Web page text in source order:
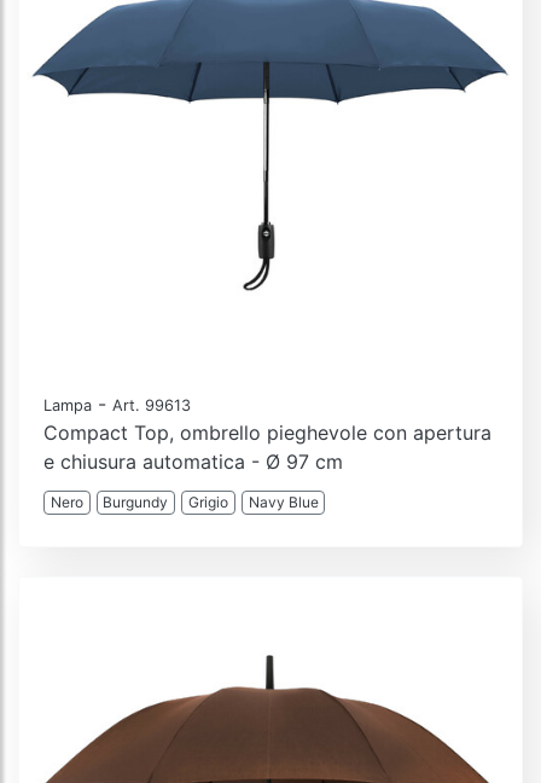
Lampa - Art. 99613
Compact Top, ombrello pieghevole con apertura
e chiusura automatica - Ø 97 cm
Nero Burgundy Grigio Navy Blue